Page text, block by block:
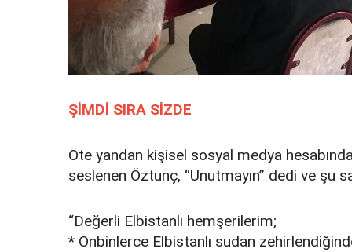
ŞİMDİ SIRA SİZDE
Öte yandan kişisel sosyal medya
seslenen Öztunç, “Unutmayın” dedi ve şu
“Değerli Elbistanlı hemşerilerim;
* Onbinlerce Elbistanlı sudan